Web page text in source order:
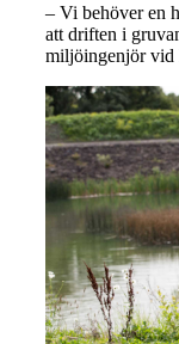
– Vi behöver en
att driften i
miljöingenjör vid